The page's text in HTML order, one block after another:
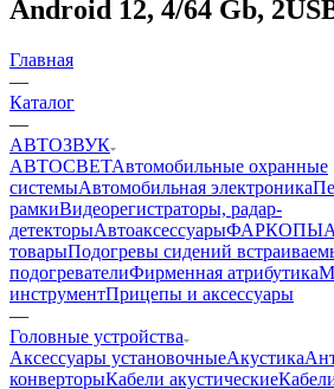
Android 12, 4/64 Gb,
Главная
—
Каталог
—
АВТОЗВУК
АВТОСВЕТАвтомобильные охранные
системыАвтомобильная электроника
рамкиВидеорегистраторы, радар-
детекторыАвтоаксессуарыФАРКОПЫ
товарыПодогревы сидений
подогревателиФирменная атрибутика
инструментПрицепы и аксессуары
—
Головные устройства
Аксессуары установочныеАкустика
конверторыКабели акустические